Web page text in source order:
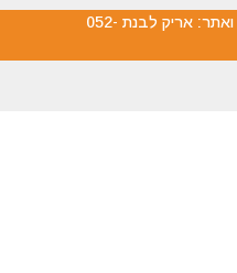
צילום שער: חן כהן | עיצוב מדיה ואתר: אריק לבנת 052-